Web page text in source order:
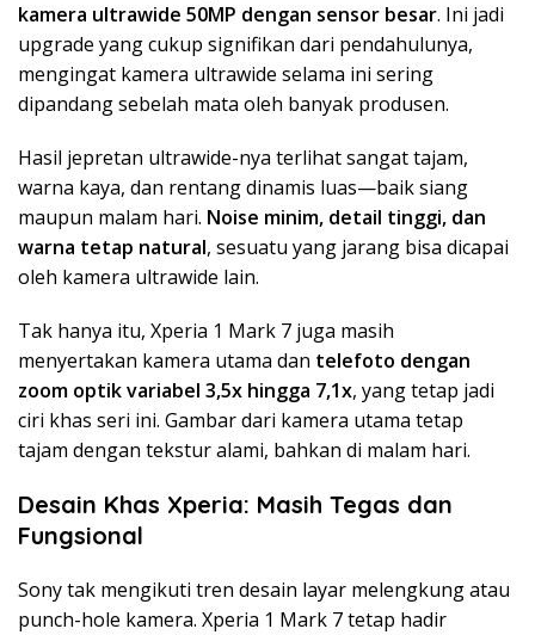
kamera ultrawide 50MP dengan sensor besar. Ini jadi
upgrade yang cukup signifikan dari pendahulunya,
mengingat kamera ultrawide selama ini sering
dipandang sebelah mata oleh banyak produsen.
Hasil jepretan ultrawide-nya terlihat sangat tajam,
warna kaya, dan rentang dinamis luas—baik siang
maupun malam hari. Noise minim, detail tinggi, dan
warna tetap natural, sesuatu yang jarang bisa dicapai
oleh kamera ultrawide lain.
Tak hanya itu, Xperia 1 Mark 7 juga masih
menyertakan kamera utama dan telefoto dengan
zoom optik variabel 3,5x hingga 7,1x, yang tetap jadi
ciri khas seri ini. Gambar dari kamera utama tetap
tajam dengan tekstur alami, bahkan di malam hari.
Desain Khas Xperia: Masih Tegas dan
Fungsional
Sony tak mengikuti tren desain layar melengkung atau
punch-hole kamera. Xperia 1 Mark 7 tetap hadir